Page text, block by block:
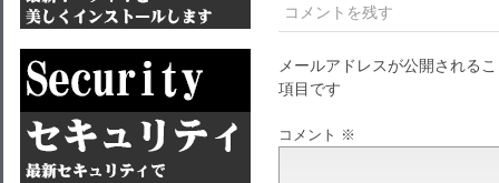
コメントを残す
メールアドレスが公開される
項目です
コメント ※